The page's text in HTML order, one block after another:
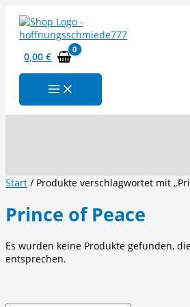
Inhalt
springen
0,00€
Start / Produkte verschlagwortet mit
Prince of Peace
Es wurden keine Produkte gefunden,
entsprechen.